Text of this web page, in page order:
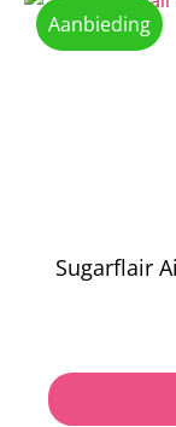
Aanbieding
Sugarflair